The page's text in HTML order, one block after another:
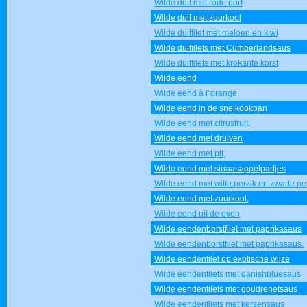
Wilde duif met rode port
Wilde duif met zuurkool
Wilde duiffilet met meloen en kiwi
Wilde duiffilets met Cumberlandsaus
Wilde duiffilets met krokante korst
Wilde eend
Wilde eend à l"orange
Wilde eend in de snelkookpan
Wilde eend met citrusfruit,
Wilde eend met druiven
Wilde eend met pit,
Wilde eend met sinaasappelpartjes
Wilde eend met witte perzik en zwarte
Wilde eend met zuurkool,
Wilde eend uit de oven
Wilde eendenborstfilet met paprikasaus
Wilde eendenborstfilet met paprikasaus.
Wilde eendenfilet op exotische wijze
Wilde eendenfilets met danishbluesaus
Wilde eendenfilets met goudrenetsaus
Wilde eendenfilets met kersensaus